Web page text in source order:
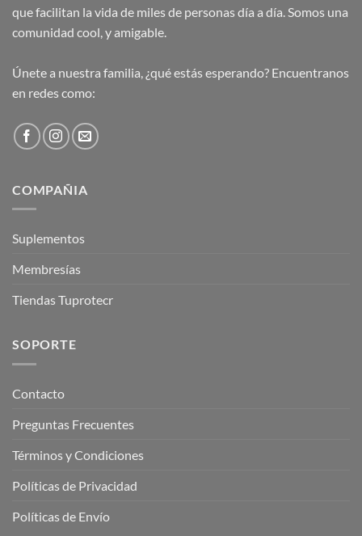
que facilitan la vida de miles de personas día a día. Somos una
comunidad cool, y amigable.
Únete a nuestra familia, ¿qué estás esperando? Encuentranos
en redes como:
COMPAÑIA
Suplementos
Membresías
Tiendas Tuprotecr
SOPORTE
Contacto
Preguntas Frecuentes
Términos y Condiciones
Políticas de Privacidad
Políticas de Envío